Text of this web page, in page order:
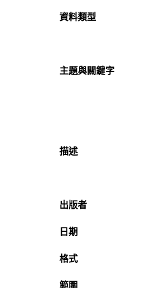
資料類型
主題與關鍵字
描述
出版者
日期
格式
範圍